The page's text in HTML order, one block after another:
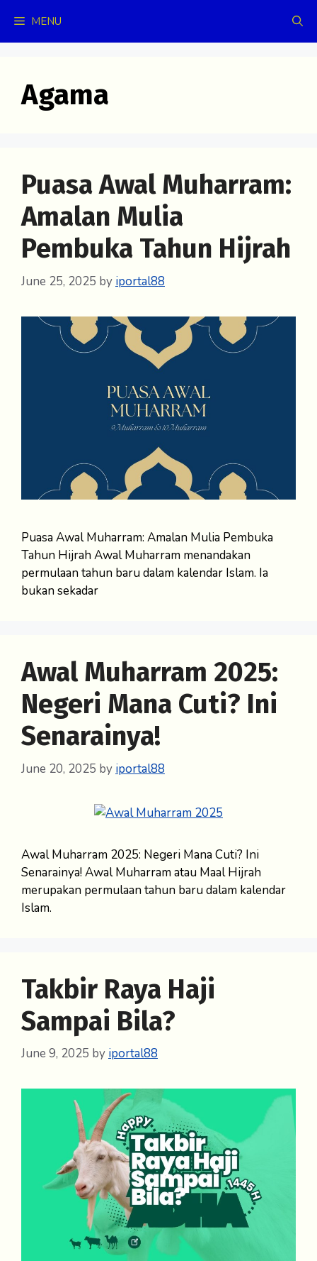
content
MENU
Agama
Puasa Awal Muharram:
Amalan Mulia
Pembuka Tahun Hijrah
June 25, 2025 by iportal88
Puasa Awal Muharram: Amalan Mulia Pembuka
Tahun Hijrah Awal Muharram menandakan
permulaan tahun baru dalam kalendar Islam. Ia
bukan sekadar
Awal Muharram 2025:
Negeri Mana Cuti? Ini
Senarainya!
June 20, 2025 by iportal88
Awal Muharram 2025: Negeri Mana Cuti? Ini
Senarainya! Awal Muharram atau Maal Hijrah
merupakan permulaan tahun baru dalam kalendar
Islam.
Takbir Raya Haji
Sampai Bila?
June 9, 2025 by iportal88